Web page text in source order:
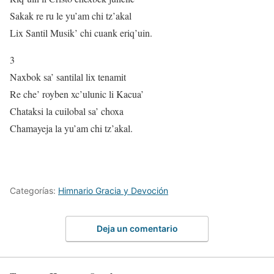
Sakak re ru le yu’am chi tz’akal
Lix Santil Musik’ chi cuank eriq’uin.
3
Naxbok sa’ santilal lix tenamit
Re che’ royben xc’ulunic li Kacua’
Chataksi la cuilobal sa’ choxa
Chamayeja la yu’am chi tz’akal.
Categorías: Himnario Gracia y Devoción
Deja un comentario